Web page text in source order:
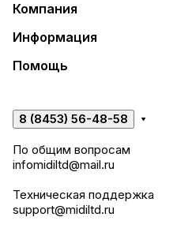
Компания
Информация
Помощь
8 (8453) 56-48-58
По общим вопросам
infomidiltd@mail.ru
Техническая поддержка
support@midiltd.ru